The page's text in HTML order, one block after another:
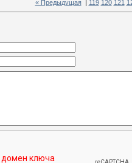
« Предыдущая| 119 120 121